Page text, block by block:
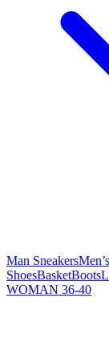
Man Sneakers
ShoesBasketBoots
WOMAN 36-40